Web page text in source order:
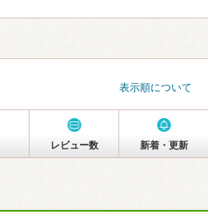
表示順について
レビュー数 新着・更新